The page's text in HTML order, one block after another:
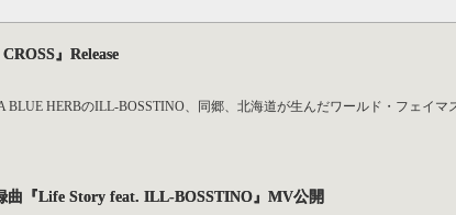
』Release
BLUE HERBのILL-BOSSTINO、同郷、北海道が生んだワールド・フェイ
曲『Life Story feat. ILL-BOSSTINO』MV公開